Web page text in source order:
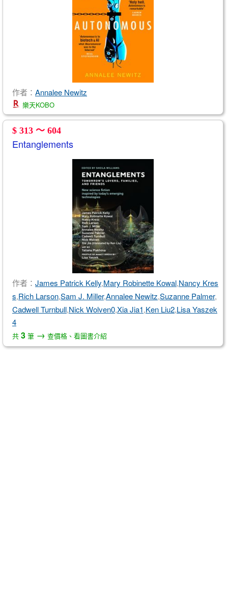
作者： Annalee Newitz
樂天KOBO
$ 313 ～ 604
Entanglements
作者： James Patrick Kelly,Mary Robinette Kowal,Nancy Kres
s,Rich Larson,Sam J. Miller,Annalee Newitz,Suzanne Palmer,
Cadwell Turnbull,Nick Wolven0,Xia Jia1,Ken Liu2,Lisa Yaszek
4
共 3 筆 → 查價格、看圖書介紹